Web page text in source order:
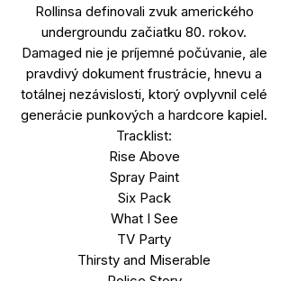
Rollinsa definovali zvuk amerického
undergroundu začiatku 80. rokov.
Damaged nie je príjemné počúvanie, ale
pravdivý dokument frustrácie, hnevu a
totálnej nezávislosti, ktorý ovplyvnil celé
generácie punkových a hardcore kapiel.
Tracklist:
Rise Above
Spray Paint
Six Pack
What I See
TV Party
Thirsty and Miserable